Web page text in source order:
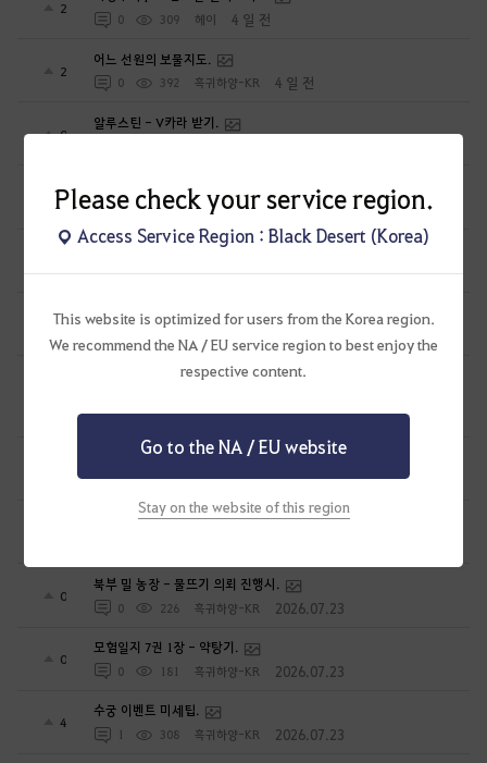
Please check your service region.
Access Service Region : Black Desert (Korea)
This website is optimized for users from the Korea region.
We recommend the NA / EU service region to best enjoy the
respective content.
Go to the NA / EU website
Stay on the website of this region
2
0 309 헤이 4 일 전
2
어느 선원의 보물지도.
0 392 흑귀하양-KR 4 일 전
0
알루스틴 - V카라 받기.
4
뉴비~고인물 수정가이드
0 538 민지 4 일 전
gm노트에 나와있지 않은 4태고 의뢰 팝업 관련
1 351 PsCrUx 8 일 전
4
2026.07.29이후 뉴비/복귀 모험가 스펙업가이드
1.2K 만두집아들I검사학개론 10 일 전
[복귀 모험가를 위한 업데이트 요약] - 25년 칼페온 연회 이후부터
2 1K 생간건비탕 10 일 전
카마실비아 메인 - 하늘마차.
0 234 흑귀하양-KR 2026.07.26
시즌 캐릭 생성 보유 횟수 확인법.
0
북부 밀 농장 - 물뜨기 의뢰 진행시.
0 226 흑귀하양-KR 2026.07.23
0
모험일지 7권 1장 - 약탕기.
0 181 흑귀하양-KR 2026.07.23
4
수궁 이벤트 미세팁.
1 308 흑귀하양-KR 2026.07.23